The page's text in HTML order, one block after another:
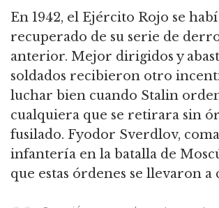
En 1942, el Ejército Rojo se
recuperado de su serie de
anterior. Mejor dirigidos y
soldados recibieron otro
luchar bien cuando Stalin
cualquiera que se retirara sin
fusilado. Fyodor Sverdlov,
infantería en la batalla de
que estas órdenes se llevaron a